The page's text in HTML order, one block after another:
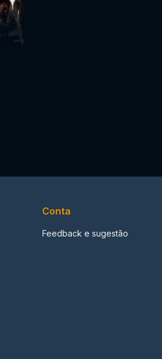
Conta
Feedback e sugestão